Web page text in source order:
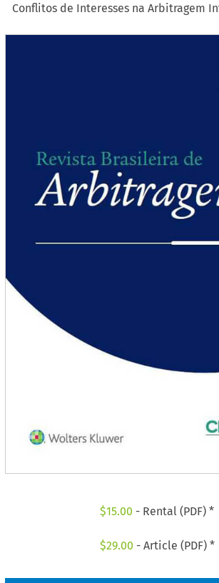
Conflitos de Interesses na Arbitragem
$15.00 - Rental (PDF) *
$29.00 - Article (PDF) *